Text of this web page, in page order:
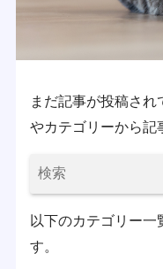
まだ記事が投稿され
やカテゴリーから記
以下のカテゴリー一
す。